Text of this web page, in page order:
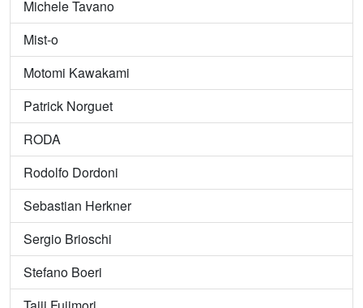
Michele Tavano
Mist-o
Motomi Kawakami
Patrick Norguet
RODA
Rodolfo Dordoni
Sebastian Herkner
Sergio Brioschi
Stefano Boeri